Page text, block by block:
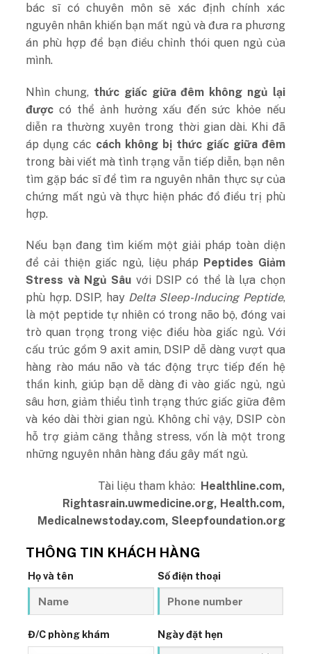
bác sĩ có chuyên môn sẽ xác định chính xác
nguyên nhân khiến bạn mất ngủ và đưa ra phương
án phù hợp để bạn điều chỉnh thói quen ngủ của
mình.
Nhìn chung, thức giấc giữa đêm không ngủ lại
được có thể ảnh hưởng xấu đến sức khỏe nếu
diễn ra thường xuyên trong thời gian dài. Khi đã
áp dụng các cách không bị thức giấc giữa đêm
trong bài viết mà tình trạng vẫn tiếp diễn, bạn nên
tìm gặp bác sĩ để tìm ra nguyên nhân thực sự của
chứng mất ngủ và thực hiện phác đồ điều trị phù
hợp.
Nếu bạn đang tìm kiếm một giải pháp toàn diện
để cải thiện giấc ngủ, liệu pháp Peptides Giảm
Stress và Ngủ Sâu với DSIP có thể là lựa chọn
phù hợp. DSIP, hay Delta Sleep-Inducing Peptide,
là một peptide tự nhiên có trong não bộ, đóng vai
trò quan trọng trong việc điều hòa giấc ngủ. Với
cấu trúc gồm 9 axit amin, DSIP dễ dàng vượt qua
hàng rào máu não và tác động trực tiếp đến hệ
thần kinh, giúp bạn dễ dàng đi vào giấc ngủ, ngủ
sâu hơn, giảm thiểu tình trạng thức giấc giữa đêm
và kéo dài thời gian ngủ. Không chỉ vậy, DSIP còn
hỗ trợ giảm căng thẳng stress, vốn là một trong
những nguyên nhân hàng đầu gây mất ngủ.
Tài liệu tham khảo: Healthline.com,
Rightasrain.uwmedicine.org, Health.com,
Medicalnewstoday.com, Sleepfoundation.org
THÔNG TIN KHÁCH HÀNG
Họ và tên Số điện thoại
Đ/C phòng khám Ngày đặt hẹn